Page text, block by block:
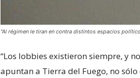
"Al régimen le tiran en contra distintos espacios
“Los lobbies existieron siempre, y
apuntan a Tierra del Fuego, no